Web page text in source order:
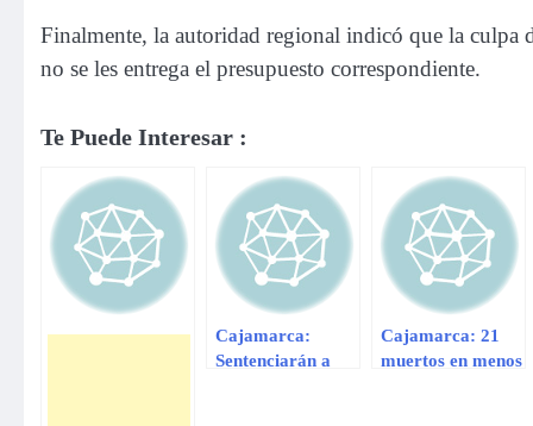
Finalmente, la autoridad regional indicó que la culpa
no se les entrega el presupuesto correspondiente.
Te Puede Interesar :
Cajamarca:
Sentenciarán a
Cajamarca: 21
muertos en menos